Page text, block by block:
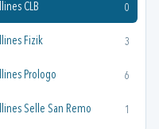
CLB 0
Fizik 3
Prologo 6
Selle San Remo 1